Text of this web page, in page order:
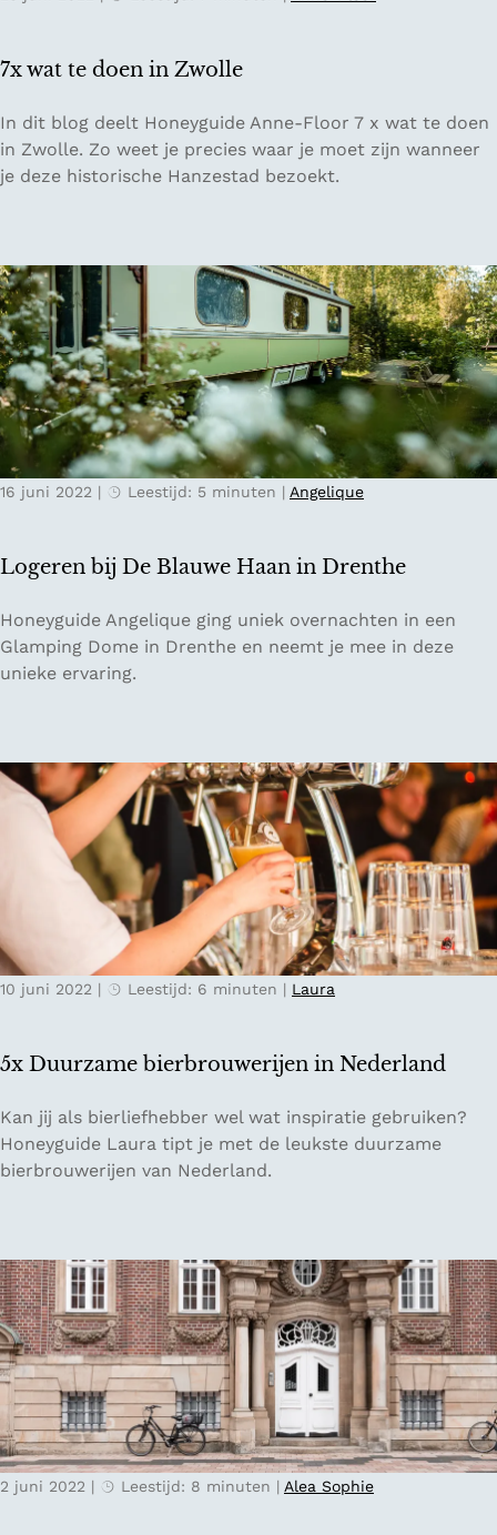
v
n
N
e
l
a
n
d
e
k
e
n
N
e
d
e
r
l
a
n
d
7x wat te doen in Zwolle
7
x
w
e
d
o
e
n
i
n
w
l
In dit blog deelt Honeyguide Anne-Floor 7 x wat te doen
in Zwolle. Zo weet je precies waar je moet zijn wanneer
je deze historische Hanzestad bezoekt.
Logeren bij De Blauwe Haan in Drenthe
16 juni 2022 | Leestijd: 5 minuten | Angelique
L
o
g
n
B
l
a
e
a
a
n
D
r
e
n
t
h
e
Honeyguide Angelique ging uniek overnachten in een
Glamping Dome in Drenthe en neemt je mee in deze
unieke ervaring.
5x Duurzame bierbrouwerijen in Nederland
10 juni 2022 | Leestijd: 6 minuten | Laura
5
x
D
z
a
m
e
b
e
r
b
Kan jij als bierliefhebber wel wat inspiratie gebruiken?
Honeyguide Laura tipt je met de leukste duurzame
bierbrouwerijen van Nederland.
2 juni 2022 | Leestijd: 8 minuten | Alea Sophie